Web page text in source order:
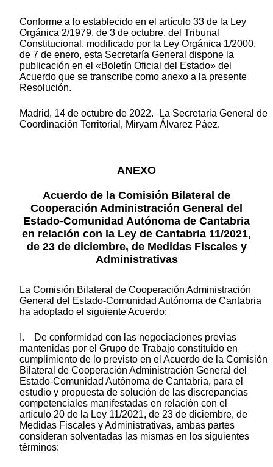
Conforme a lo establecido en el artículo 33 de la Ley
Orgánica 2/1979, de 3 de octubre, del Tribunal
Constitucional, modificado por la Ley Orgánica 1/2000,
de 7 de enero, esta Secretaría General dispone la
publicación en el «Boletín Oficial del Estado» del
Acuerdo que se transcribe como anexo a la presente
Resolución.
Madrid, 14 de octubre de 2022.–La Secretaria General de
Coordinación Territorial, Miryam Álvarez Páez.
ANEXO
Acuerdo de la Comisión Bilateral de
Cooperación Administración General del
Estado-Comunidad Autónoma de Cantabria
en relación con la Ley de Cantabria 11/2021,
de 23 de diciembre, de Medidas Fiscales y
Administrativas
La Comisión Bilateral de Cooperación Administración
General del Estado-Comunidad Autónoma de Cantabria
ha adoptado el siguiente Acuerdo:
I. De conformidad con las negociaciones previas
mantenidas por el Grupo de Trabajo constituido en
cumplimiento de lo previsto en el Acuerdo de la Comisión
Bilateral de Cooperación Administración General del
Estado-Comunidad Autónoma de Cantabria, para el
estudio y propuesta de solución de las discrepancias
competenciales manifestadas en relación con el
artículo 20 de la Ley 11/2021, de 23 de diciembre, de
Medidas Fiscales y Administrativas, ambas partes
consideran solventadas las mismas en los siguientes
términos: